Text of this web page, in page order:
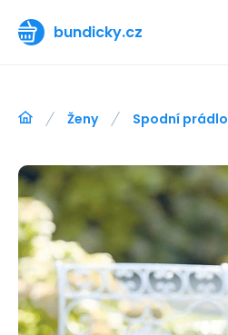
bundicky.cz
Ženy Spodní prádlo